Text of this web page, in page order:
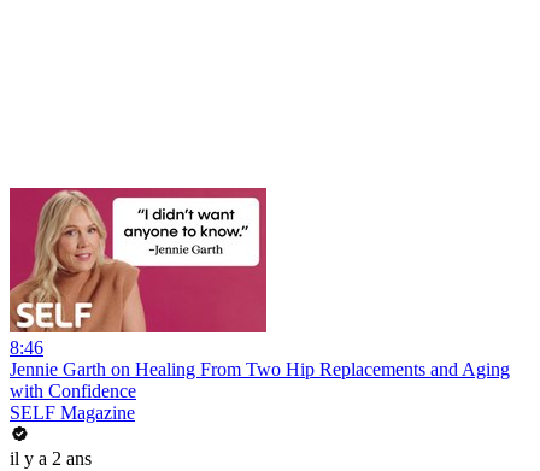
8:46
Jennie Garth on Healing From Two Hip Replacements and Aging
with Confidence
SELF Magazine
il y a 2 ans